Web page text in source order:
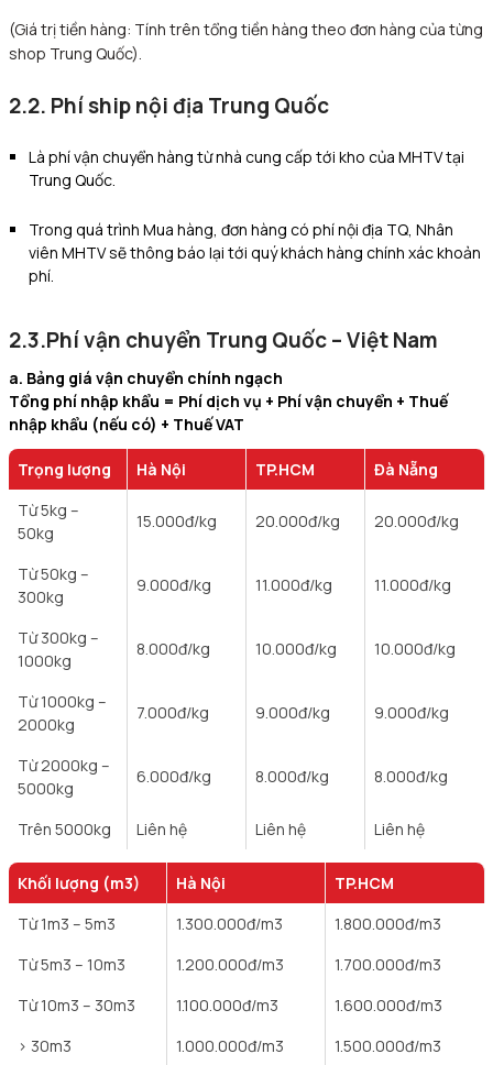
(Giá trị tiền hàng: Tính trên tổng tiền hàng theo đơn hàng của từng
shop Trung Quốc).
2.2. Phí ship nội địa Trung Quốc
Là phí vận chuyển hàng từ nhà cung cấp tới kho của MHTV tại
Trung Quốc.
Trong quá trình Mua hàng, đơn hàng có phí nội địa TQ, Nhân
viên MHTV sẽ thông báo lại tới quý khách hàng chính xác khoản
phí.
2.3.Phí vận chuyển Trung Quốc – Việt Nam
a. Bảng giá vận chuyển chính ngạch
Tổng phí nhập khẩu = Phí dịch vụ + Phí vận chuyển + Thuế
nhập khẩu (nếu có) + Thuế VAT
Trọng lượng Hà Nội TP.HCM
Đà Nẵng
Từ 5kg –
50kg
15.000đ/kg 20.000đ/kg 20.000đ/kg
Từ 50kg –
300kg
9.000đ/kg 11.000đ/kg 11.000đ/kg
Từ 300kg –
1000kg
8.000đ/kg 10.000đ/kg 10.000đ/kg
Từ 1000kg –
2000kg
7.000đ/kg 9.000đ/kg 9.000đ/kg
Từ 2000kg –
5000kg
6.000đ/kg 8.000đ/kg 8.000đ/kg
Trên 5000kg Liên hệ Liên hệ Liên hệ
Khối lượng (m3) Hà Nội
TP.HCM
Từ 1m3 – 5m3
1.300.000đ/m3 1.800.000đ/m3
Từ 5m3 – 10m3
1.200.000đ/m3 1.700.000đ/m3
Từ 10m3 – 30m3
1.100.000đ/m3 1.600.000đ/m3
> 30m3
1.000.000đ/m3 1.500.000đ/m3